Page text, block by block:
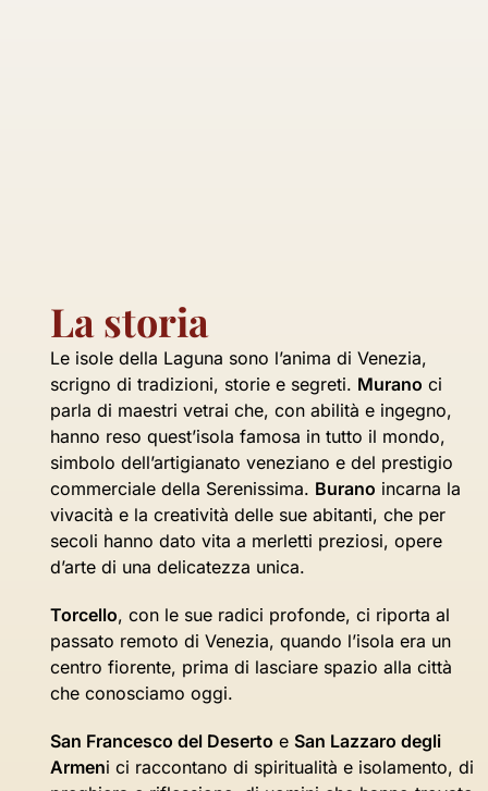
La storia
Le isole della Laguna sono l’anima di Venezia,
scrigno di tradizioni, storie e segreti. Murano ci
parla di maestri vetrai che, con abilità e ingegno,
hanno reso quest’isola famosa in tutto il mondo,
simbolo dell’artigianato veneziano e del prestigio
commerciale della Serenissima. Burano incarna la
vivacità e la creatività delle sue abitanti, che per
secoli hanno dato vita a merletti preziosi, opere
d’arte di una delicatezza unica.
Torcello, con le sue radici profonde, ci riporta al
passato remoto di Venezia, quando l’isola era un
centro fiorente, prima di lasciare spazio alla città
che conosciamo oggi.
San Francesco del Deserto e San Lazzaro degli
Armeni ci raccontano di spiritualità e isolamento, di